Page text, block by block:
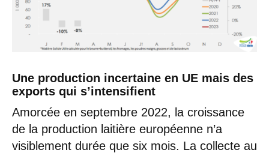
Une production incertaine en UE mais des
exports qui s’intensifient
Amorcée en septembre 2022, la croissance
de la production laitière européenne n’a
visiblement durée que six mois. La collecte au